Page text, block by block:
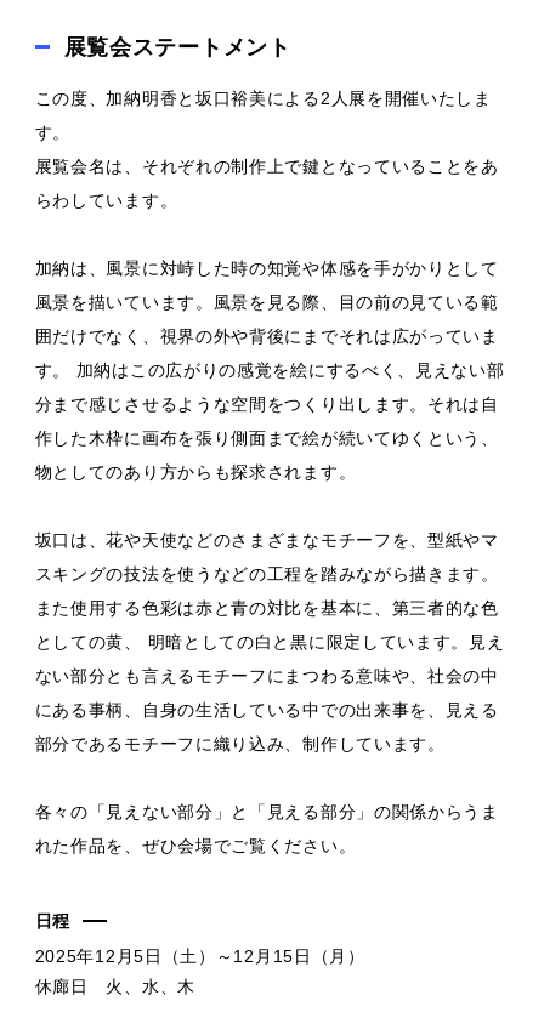
展覧会ステートメント
この度、加納明香と坂口裕美による2人展を開催いたしま
す。
展覧会名は、それぞれの制作上で鍵となっていることをあ
らわしています。
加納は、風景に対峙した時の知覚や体感を手がかりとして
風景を描いています。風景を見る際、目の前の見ている範
囲だけでなく、視界の外や背後にまでそれは広がっていま
す。 加納はこの広がりの感覚を絵にするべく、見えない部
分まで感じさせるような空間をつくり出します。それは自
作した木枠に画布を張り側面まで絵が続いてゆくという、
物としてのあり方からも探求されます。
坂口は、花や天使などのさまざまなモチーフを、型紙やマ
スキングの技法を使うなどの工程を踏みながら描きます。
また使用する色彩は赤と青の対比を基本に、第三者的な色
としての黄、 明暗としての白と黒に限定しています。見え
ない部分とも言えるモチーフにまつわる意味や、社会の中
にある事柄、自身の生活している中での出来事を、見える
部分であるモチーフに織り込み、制作しています。
各々の「見えない部分」と「見える部分」の関係からうま
れた作品を、ぜひ会場でご覧ください。
日程
2025年12月5日（土）～12月15日（月）
休廊日 火、水、木